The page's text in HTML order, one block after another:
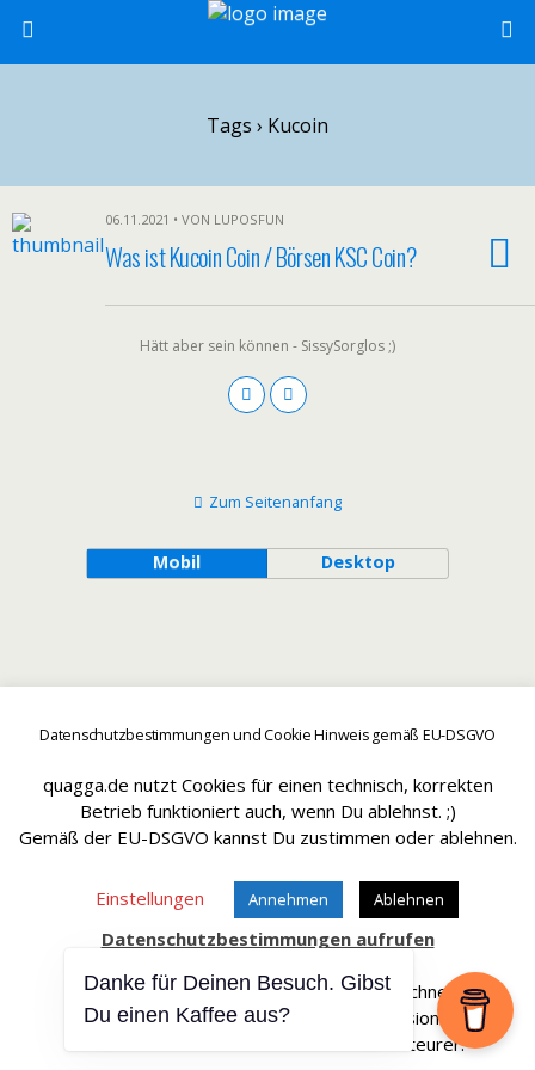
Tags › Kucoin
06.11.2021 • VON LUPOSFUN
Was ist Kucoin Coin / Börsen KSC Coin?
Hätt aber sein können - SissySorglos ;)
Datenschutzbestimmungen und Cookie Hinweis gemäß EU-DSGVO
quagga.de nutzt Cookies für einen technisch, korrekten
Betrieb funktioniert auch, wenn Du ablehnst. ;)
Gemäß der EU-DSGVO kannst Du zustimmen oder ablehnen.
Einstellungen Annehmen Ablehnen
Datenschutzbestimmungen aufrufen
Affiliate Links sind mit einem * gekennteichnet.
Wir erhalten bei einem Kauf eine Provision.
Die Artikel werden für Dich dadurch nicht teurer.
Zum Seitenanfang
Mobil Desktop
Danke für Deinen Besuch. Gibst
Du einen Kaffee aus?